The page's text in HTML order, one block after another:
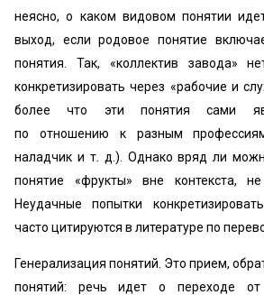
неясно, о каком видовом понятии
выход, если родовое понятие
понятия. Так, «коллектив завода»
конкретизировать через «рабочие и
более что эти понятия сами
по отношению к разным
наладчик и т. д.). Однако вряд ли
понятие «фрукты» вне контекста,
Неудачные попытки
часто цитируются в литературе по
Генерализация понятий. Это прием,
понятий: речь идет о переходе от